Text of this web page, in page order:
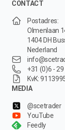
CONTACT
Postadres:
Olmenlaan
1404 DH
Nederland
+31 (0)6 -
KvK:
MEDIA
@scetrader
YouTube
Feedly